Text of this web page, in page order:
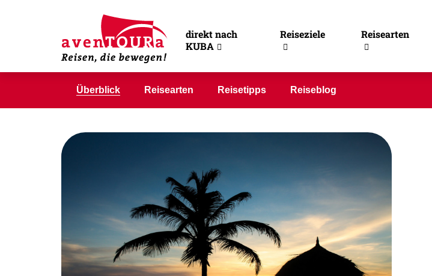
direkt nach
KUBA
Reiseziele Reisearten
Überblick Reisearten Reisetipps Reiseblog